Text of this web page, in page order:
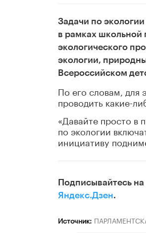
Задачи по
в рамках школьной
экологического
экологии,
Всероссийском
По его словам, для
проводить какие-
«Давайте просто в
по экологии
инициативу
Подписывайтесь
Яндекс.Дзен.
Источник: